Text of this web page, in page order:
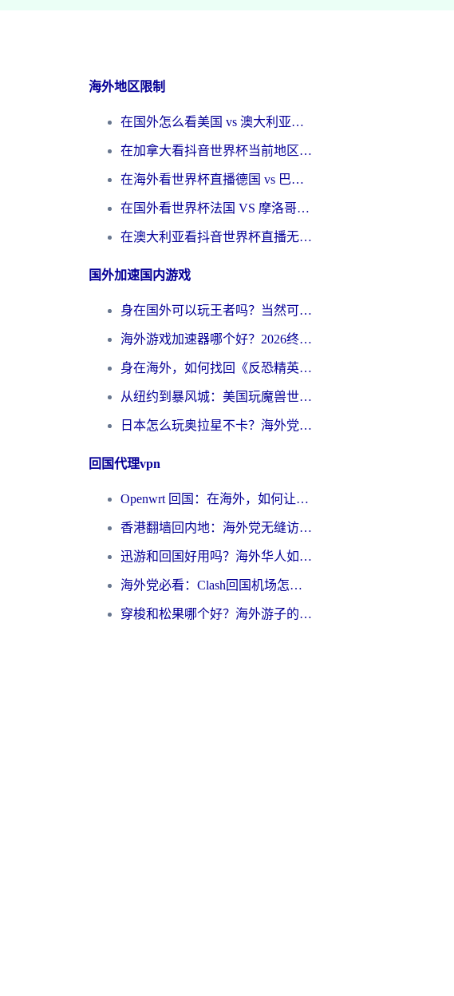
海外地区限制
在国外怎么看美国 vs 澳大利亚世界杯直播？海外党必藏的中文解说观赛指南
在加拿大看抖音世界杯当前地区不可播放？海外党体育观赛终极指南
在海外看世界杯直播德国 vs 巴拉圭当前IP受限制？这篇指南帮你轻松解决地区限制
在国外看世界杯法国 VS 摩洛哥仅限中国大陆？别让地域限制拦下你的欢呼
在澳大利亚看抖音世界杯直播无法播放？海外党体育观赛终极指南来了！
国外加速国内游戏
身在国外可以玩王者吗？当然可以，但你需要这份“加速”指南
海外游戏加速器哪个好？2026终极指南帮你畅玩国服+解决卡顿难题
身在海外，如何找回《反恐精英：全球攻势》国服的丝滑手感？一份给你的终极指南
从纽约到暴风城：美国玩魔兽世界，如何找到你的最佳网络航线
日本怎么玩奥拉星不卡？海外党国服游戏加速器选择全攻略
回国代理vpn
Openwrt 回国：在海外，如何让家的网络触手可及
香港翻墙回内地：海外党无缝访问国内资源的加速器选择全攻略
迅游和回国好用吗？海外华人如何选择靠谱的回国加速器
海外党必看：Clash回国机场怎么选？一篇搞定无缝访问国内资源的全攻略
穿梭和松果哪个好？海外游子的数字归乡路，到底该怎么选